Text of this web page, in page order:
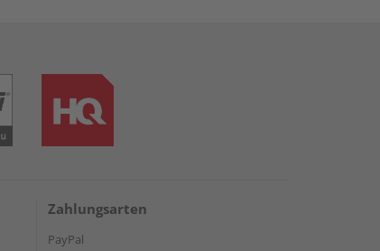
Zahlungsarten
PayPal